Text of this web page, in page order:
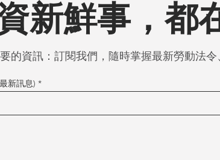
新鮮事，都
的資訊：訂閱我們，隨時掌握最新勞動法令
新訊息)